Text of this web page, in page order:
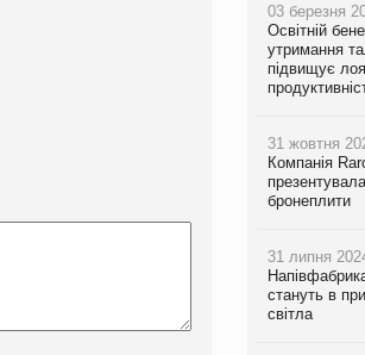
03 березня
Освітній
утримання
підвищує
31 жовтня
Компанія
бронеплити
31 липня
стануть в
світла